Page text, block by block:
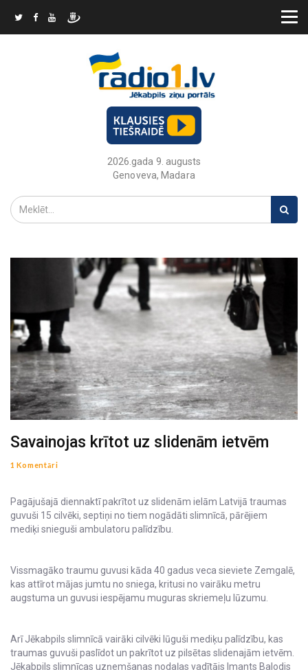
2026.gada 9. augusts
Genoveva, Madara
Savainojas krītot uz slidenām ietvēm
1 Komentāri
Pagājušajā diennaktī pakrītot uz slidenām ielām Latvijā traumas
guvuši 15 cilvēki, septiņi no tiem nogādāti slimnīcā, pārējiem
mediķi snieguši ambulatoru palīdzību.
Vissmagāko traumu guvusi kāda 40 gadus veca sieviete Zemgalē,
kas attīrot mājas jumtu no sniega, kritusi no vairāku metru
augstuma un guvusi iespējamu muguras skriemeļu lūzumu.
Arī Jēkabpils slimnīcā vairāki cilvēki lūguši mediķu palīdzību, kas
traumas guvuši paslīdot un pakrītot uz pilsētas slidenajām ietvēm.
Jēkabpils slimnīcas uzņemšanas nodaļas vadītājs Imants Balodis